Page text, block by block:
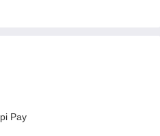
Pay